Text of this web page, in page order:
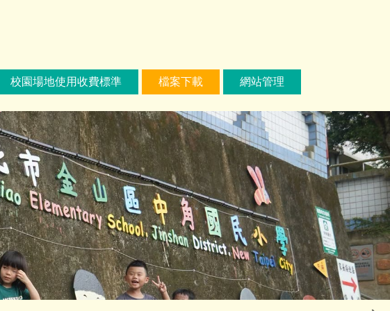
校園場地使用收費標準 檔案下載 網站管理